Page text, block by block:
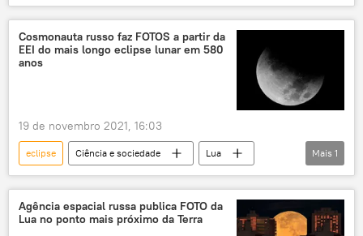
Ciência e Tecnologia
Marte
astrônomo
NASA
Cosmonauta russo faz FOTOS a partir da
EEI do mais longo eclipse lunar em 580
anos
19 de novembro 2021, 16:03
eclipse Ciência e sociedade
Lua
ciência
Mais 1
Agência espacial russa publica FOTO da
Lua no ponto mais próximo da Terra